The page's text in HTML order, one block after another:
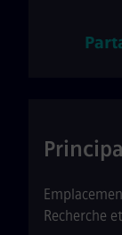
Recherche